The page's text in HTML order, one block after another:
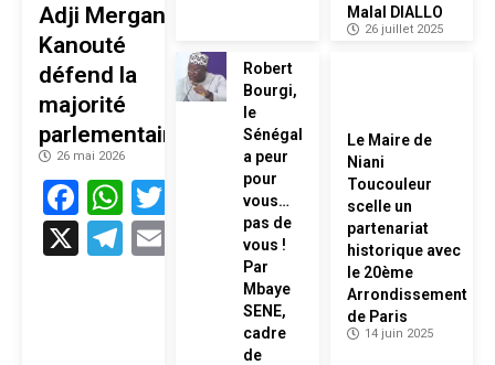
Adji Mergane
Kanouté
défend la
majorité
parlementaire
26 mai 2026
Facebook
WhatsApp
Twitter
X
Telegram
Email
Malal DIALLO
26 juillet 2025
Robert
Bourgi,
le
Sénégal
a peur
pour
vous…
pas de
vous !
Par
Mbaye
SENE,
cadre
de
Le Maire de
Niani
Toucouleur
scelle un
partenariat
historique avec
le 20ème
Arrondissement
de Paris
14 juin 2025